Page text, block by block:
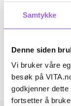
Samtykke
Denne siden
Vi bruker våre
besøk på
godkjenner
fortsetter å
Ingredienser
Omtaler
Andre har